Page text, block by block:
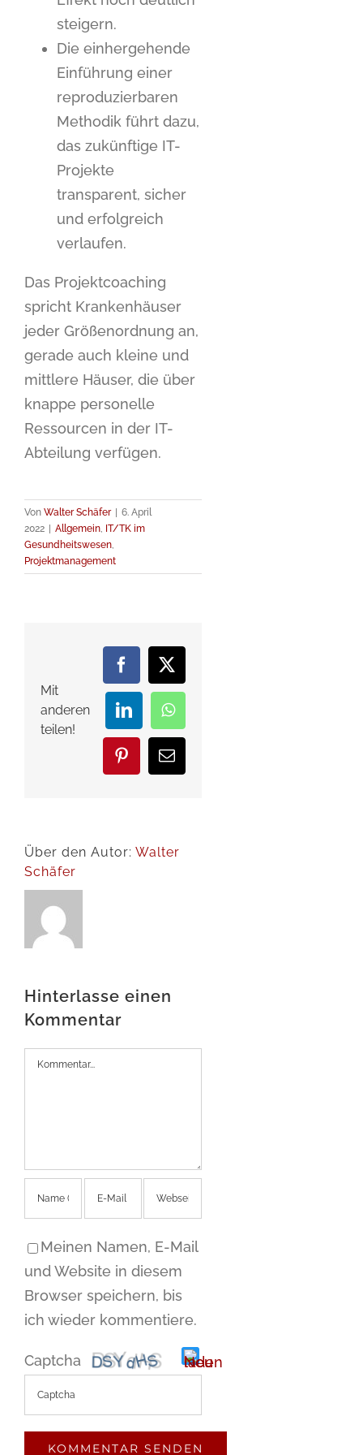
steigern.
Die einhergehende
Einführung einer
reproduzierbaren
Methodik führt dazu,
das zukünftige IT-
Projekte
transparent, sicher
und erfolgreich
verlaufen.
Das Projektcoaching
spricht Krankenhäuser
jeder Größenordnung an,
gerade auch kleine und
mittlere Häuser, die über
knappe personelle
Ressourcen in der IT-
Abteilung verfügen.
Von Walter Schäfer
6. April
2022
Allgemein, IT/TK im
Gesundheitswesen,
Projektmanagement
Mit
anderen
teilen!
Facebook
X
LinkedInWhatsApp
Pinterest
E-
Mail
Über den Autor: Walter
Schäfer
Hinterlasse einen
Kommentar
Kommentar
Meinen Namen, E-Mail
und Website in diesem
Browser speichern, bis
ich wieder kommentiere.
Captcha